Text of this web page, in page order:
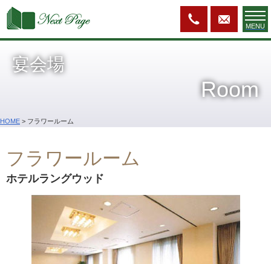
MENU
宴会場
Room
HOME > フラワールーム
フラワールーム
ホテルラングウッド